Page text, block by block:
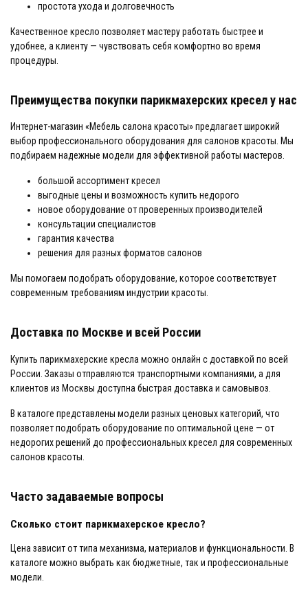
простота ухода и долговечность
Качественное кресло позволяет мастеру работать быстрее и
удобнее, а клиенту — чувствовать себя комфортно во время
процедуры.
Преимущества покупки парикмахерских кресел у нас
Интернет-магазин «Мебель салона красоты» предлагает широкий
выбор профессионального оборудования для салонов красоты. Мы
подбираем надежные модели для эффективной работы мастеров.
большой ассортимент кресел
выгодные цены и возможность купить недорого
новое оборудование от проверенных производителей
консультации специалистов
гарантия качества
решения для разных форматов салонов
Мы помогаем подобрать оборудование, которое соответствует
современным требованиям индустрии красоты.
Доставка по Москве и всей России
Купить парикмахерские кресла можно онлайн с доставкой по всей
России. Заказы отправляются транспортными компаниями, а для
клиентов из Москвы доступна быстрая доставка и самовывоз.
В каталоге представлены модели разных ценовых категорий, что
позволяет подобрать оборудование по оптимальной цене — от
недорогих решений до профессиональных кресел для современных
салонов красоты.
Часто задаваемые вопросы
Сколько стоит парикмахерское кресло?
Цена зависит от типа механизма, материалов и функциональности. В
каталоге можно выбрать как бюджетные, так и профессиональные
модели.